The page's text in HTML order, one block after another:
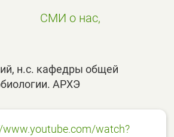
СМИ о нас,
н.с. кафедры общей
АРХЭ
www.youtube.com/watch?